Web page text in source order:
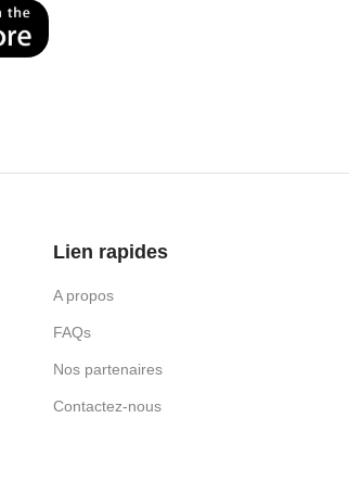
Lien rapides
A propos
FAQs
Nos partenaires
Contactez-nous